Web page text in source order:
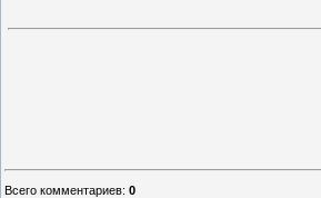
Всего комментариев: 0